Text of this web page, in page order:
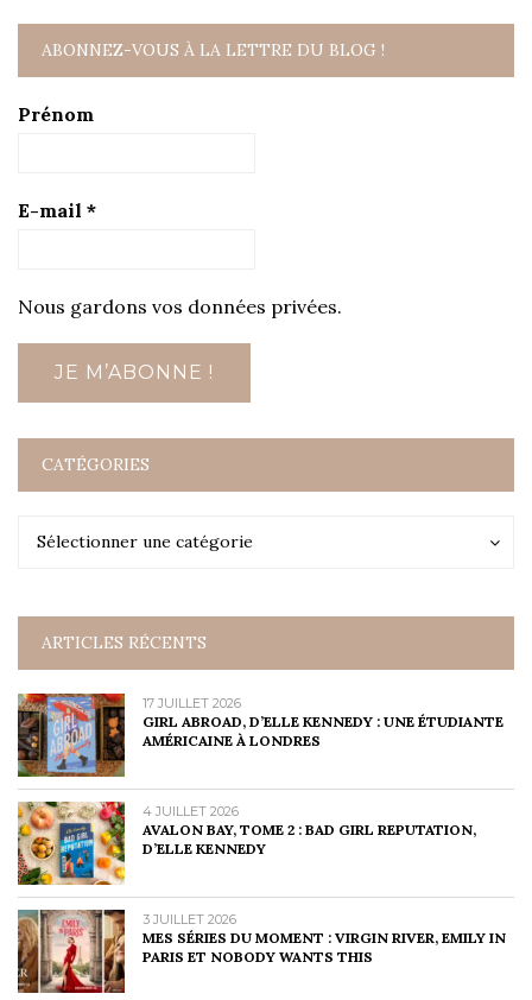
ABONNEZ-VOUS À LA LETTRE DU BLOG !
Prénom
E-mail *
Nous gardons vos données privées.
CATÉGORIES
Sélectionner une catégorie
Catégories
ARTICLES RÉCENTS
17 JUILLET 2026
GIRL ABROAD, D’ELLE KENNEDY : UNE ÉTUDIANTE
AMÉRICAINE À LONDRES
4 JUILLET 2026
AVALON BAY, TOME 2 : BAD GIRL REPUTATION,
D’ELLE KENNEDY
3 JUILLET 2026
MES SÉRIES DU MOMENT : VIRGIN RIVER, EMILY IN
PARIS ET NOBODY WANTS THIS